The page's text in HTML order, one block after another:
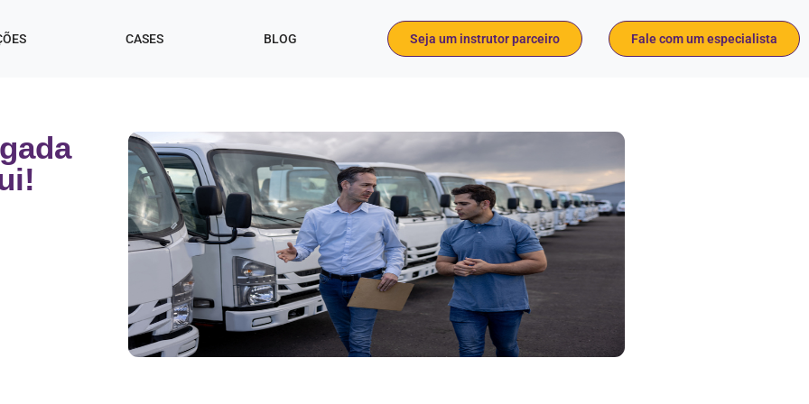
CASES BLOG Seja um instrutor parceiro Fale com um especialista